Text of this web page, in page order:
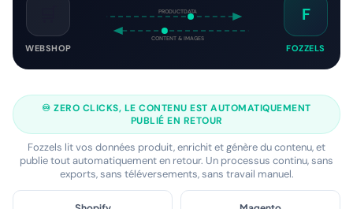
🛒 PRODUCTDATA F
♾️ ZERO CLICKS, LE CONTENU EST AUTOMATIQUEMENT
PUBLIÉ EN RETOUR
Fozzels lit vos données produit, enrichit et génère du contenu, et
publie tout automatiquement en retour. Un processus continu, sans
exports, sans téléversements, sans travail manuel.